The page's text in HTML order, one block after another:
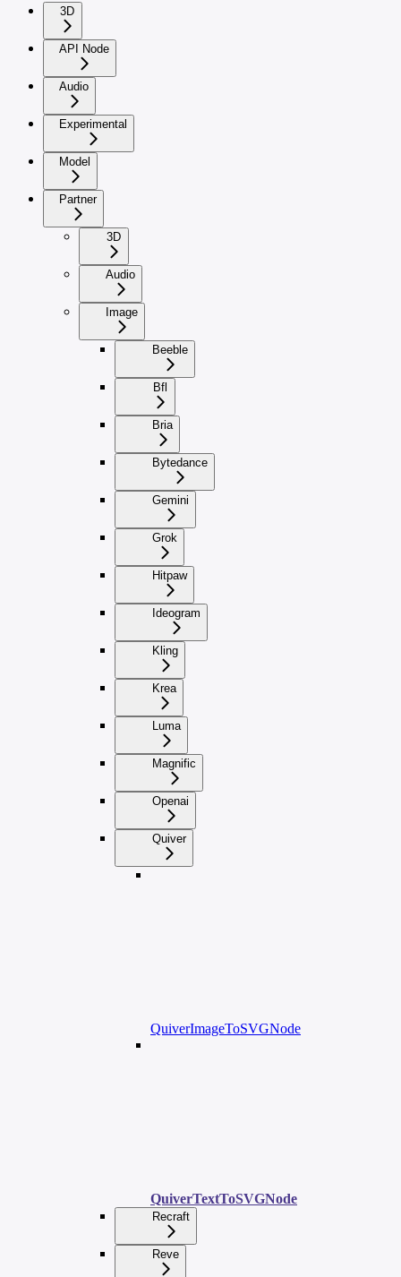
3D
API Node
Audio
Experimental
Model
Partner
3D
Audio
Image
Beeble
Bfl
Bria
Bytedance
Gemini
Grok
Hitpaw
Ideogram
Kling
Krea
Luma
Magnific
Openai
Quiver
QuiverImageToSVGNode
QuiverTextToSVGNode
Recraft
Reve